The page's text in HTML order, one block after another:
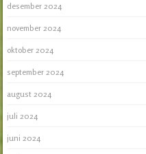
desember 2024
november 2024
oktober 2024
september 2024
august 2024
juli 2024
juni 2024